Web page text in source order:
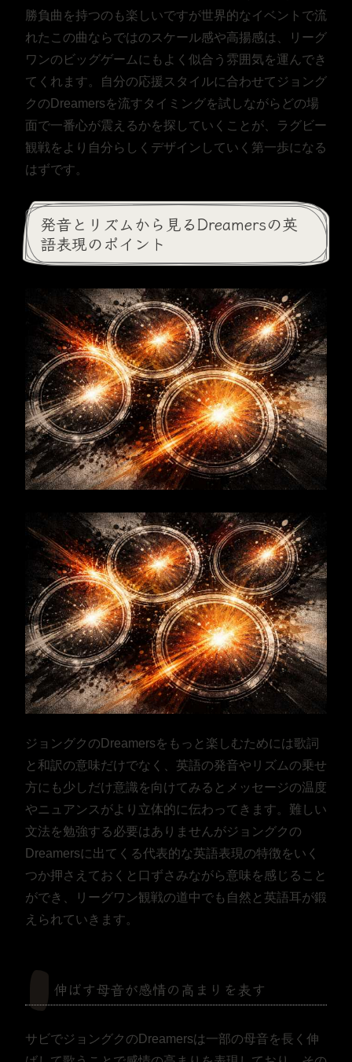
勝負曲を持つのも楽しいですが世界的なイベントで流
れたこの曲ならではのスケール感や高揚感は、リーグ
ワンのビッグゲームにもよく似合う雰囲気を運んでき
てくれます。自分の応援スタイルに合わせてジョング
クのDreamersを流すタイミングを試しながらどの場
面で一番心が震えるかを探していくことが、ラグビー
観戦をより自分らしくデザインしていく第一歩になる
はずです。
発音とリズムから見るDreamersの英
語表現のポイント
ジョングクのDreamersをもっと楽しむためには歌詞
と和訳の意味だけでなく、英語の発音やリズムの乗せ
方にも少しだけ意識を向けてみるとメッセージの温度
やニュアンスがより立体的に伝わってきます。難しい
文法を勉強する必要はありませんがジョングクの
Dreamersに出てくる代表的な英語表現の特徴をいく
つか押さえておくと口ずさみながら意味を感じること
ができ、リーグワン観戦の道中でも自然と英語耳が鍛
えられていきます。
伸ばす母音が感情の高まりを表す
サビでジョングクのDreamersは一部の母音を長く伸